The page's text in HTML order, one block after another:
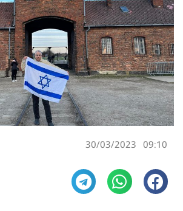
09:10
30/03/2023